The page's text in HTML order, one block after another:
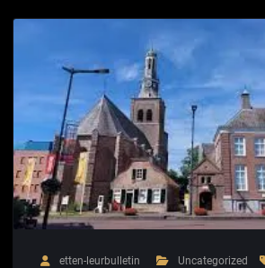
etten-leurbulletin Uncategorized